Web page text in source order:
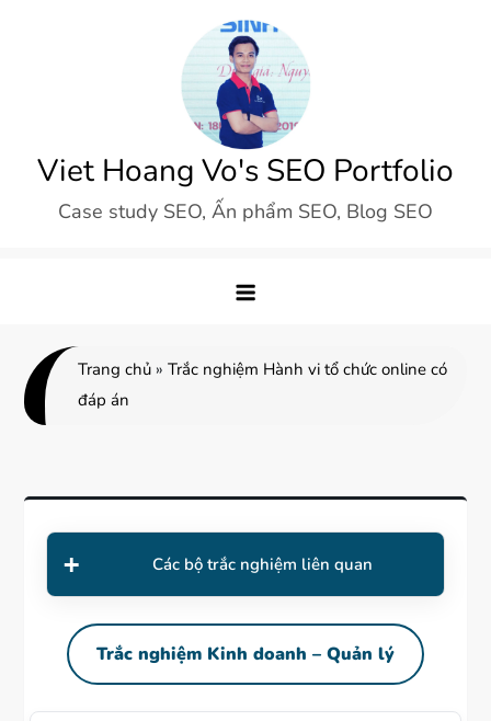
Viet Hoang Vo's SEO Portfolio
Case study SEO, Ấn phẩm SEO, Blog SEO
Trang chủ »Trắc nghiệm Hành vi tổ chức online có
đáp án
Các bộ trắc nghiệm liên quan
Trắc nghiệm Kinh doanh – Quản lý